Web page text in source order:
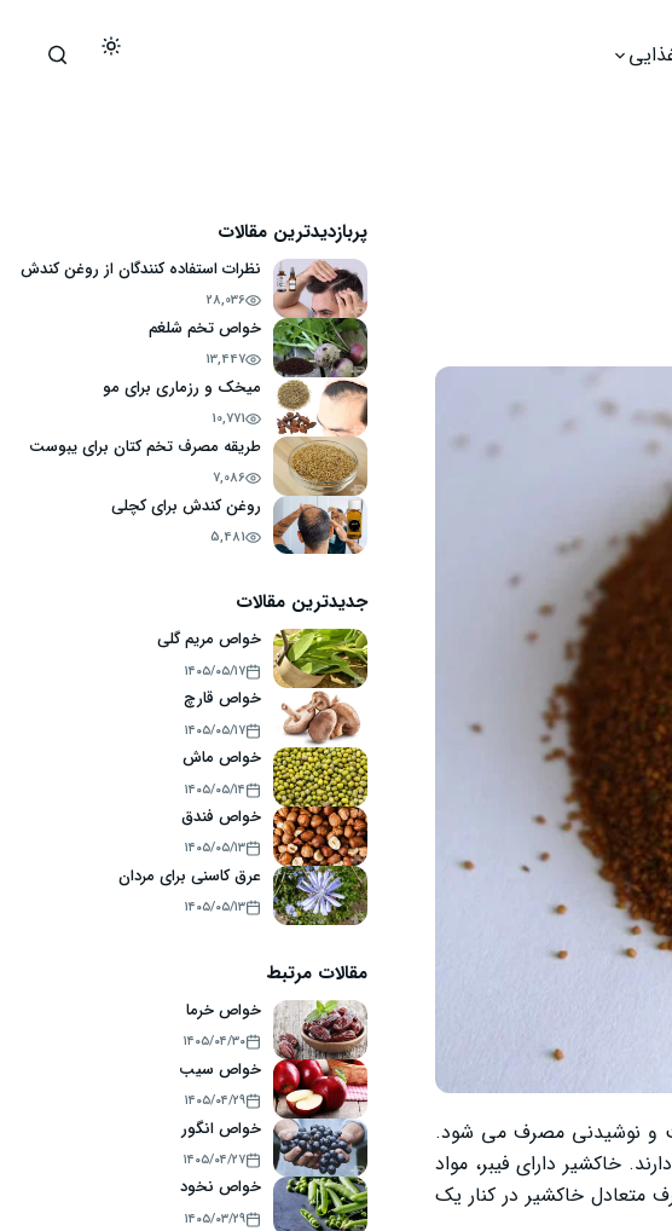
و نوشیدنی مصرف می ‌شود.
خاکشیر دارای فیبر، مواد
متعادل خاکشیر در کنار یک
پربازدیدترین مقالات
نظرات استفاده کنندگان از روغن کندش
28,036
خواص تخم شلغم
13,447
میخک و رزماری برای مو
10,771
طریقه مصرف تخم کتان برای یبوست
7,086
روغن کندش برای کچلی
5,481
جدیدترین مقالات
خواص مریم گلی
۱۴۰۵/۰۵/۱۷
خواص قارچ
۱۴۰۵/۰۵/۱۷
خواص ماش
۱۴۰۵/۰۵/۱۴
خواص فندق
۱۴۰۵/۰۵/۱۳
عرق کاسنی برای مردان
۱۴۰۵/۰۵/۱۳
مقالات مرتبط
خواص خرما
۱۴۰۵/۰۴/۳۰
خواص سیب
۱۴۰۵/۰۴/۲۹
خواص انگور
۱۴۰۵/۰۴/۲۷
خواص نخود
۱۴۰۵/۰۳/۲۹